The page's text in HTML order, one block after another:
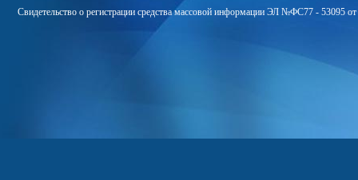
Свидетельство о регистрации средства массовой информации ЭЛ №ФС77 - 53095